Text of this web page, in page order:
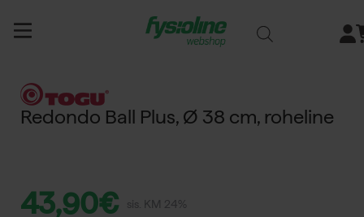
sisältöön
Redondo Ball Plus, Ø 38 cm, roheline
43,90€ sis. KM 24%